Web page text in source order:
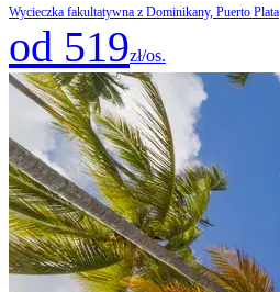
Wycieczka fakultatywna z Dominikany, Puerto Plata
od 519zł/os.